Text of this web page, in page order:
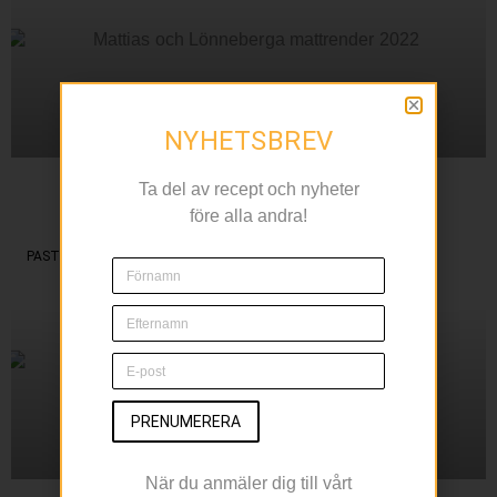
Två smakrika kycklingnyheter
I årets grillsortiment
PASTA
NYHETSBREV
Ta del av recept och nyheter
före alla andra!
PRENUMERERA
När du anmäler dig till vårt